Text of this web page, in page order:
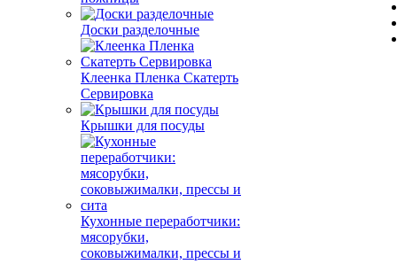
Доски разделочные
Клеенка Пленка Скатерть
Сервировка
Крышки для посуды
Кухонные переработчики:
мясорубки,
соковыжималки, прессы и